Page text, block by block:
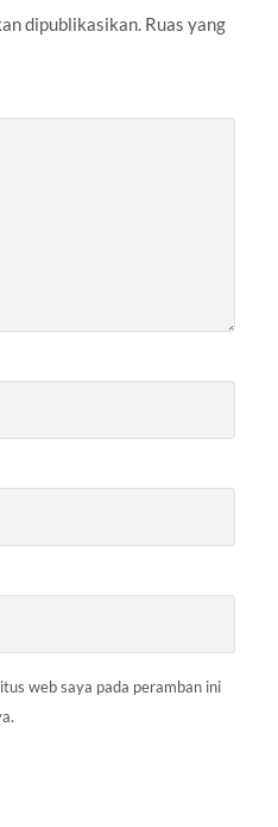
dipublikasikan. Ruas yang
web saya pada peramban ini